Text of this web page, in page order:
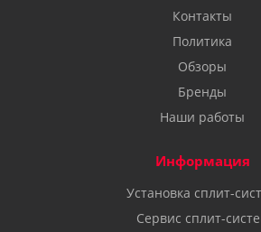
Контакты
Политика
Обзоры
Бренды
Наши работы
Информация
Установка сплит-
Сервис сплит-